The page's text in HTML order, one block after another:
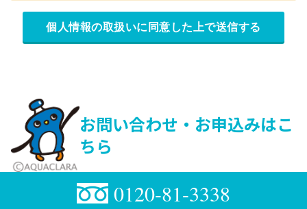
お問い合わせ・お申込みはこ
ちら
0120-81-3338